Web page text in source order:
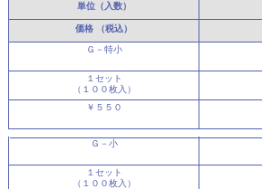
単位（入数）
価格 （税込）
Ｇ－特小
１セット
（１００枚入）
￥５５０
Ｇ－小
１セット
（１００枚入）